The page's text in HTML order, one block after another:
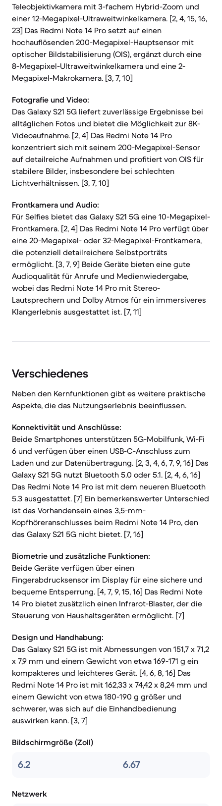
Teleobjektivkamera mit 3-fachem Hybrid-Zoom und
einer 12-Megapixel-Ultraweitwinkelkamera. [2, 4, 15, 16,
23] Das Redmi Note 14 Pro setzt auf einen
hochauflösenden 200-Megapixel-Hauptsensor mit
optischer Bildstabilisierung (OIS), ergänzt durch eine
8-Megapixel-Ultraweitwinkelkamera und eine 2-
Megapixel-Makrokamera. [3, 7, 10]
Fotografie und Video:
Das Galaxy S21 5G liefert zuverlässige Ergebnisse bei
alltäglichen Fotos und bietet die Möglichkeit zur 8K-
Videoaufnahme. [2, 4] Das Redmi Note 14 Pro
konzentriert sich mit seinem 200-Megapixel-Sensor
auf detailreiche Aufnahmen und profitiert von OIS für
stabilere Bilder, insbesondere bei schlechten
Lichtverhältnissen. [3, 7, 10]
Frontkamera und Audio:
Für Selfies bietet das Galaxy S21 5G eine 10-Megapixel-
Frontkamera. [2, 4] Das Redmi Note 14 Pro verfügt über
eine 20-Megapixel- oder 32-Megapixel-Frontkamera,
die potenziell detailreichere Selbstporträts
ermöglicht. [3, 7, 9] Beide Geräte bieten eine gute
Audioqualität für Anrufe und Medienwiedergabe,
wobei das Redmi Note 14 Pro mit Stereo-
Lautsprechern und Dolby Atmos für ein immersiveres
Klangerlebnis ausgestattet ist. [7, 11]
Verschiedenes
Neben den Kernfunktionen gibt es weitere praktische
Aspekte, die das Nutzungserlebnis beeinflussen.
Konnektivität und Anschlüsse:
Beide Smartphones unterstützen 5G-Mobilfunk, Wi-Fi
6 und verfügen über einen USB-C-Anschluss zum
Laden und zur Datenübertragung. [2, 3, 4, 6, 7, 9, 16] Das
Galaxy S21 5G nutzt Bluetooth 5.0 oder 5.1. [2, 4, 6, 16]
Das Redmi Note 14 Pro ist mit dem neueren Bluetooth
5.3 ausgestattet. [7] Ein bemerkenswerter Unterschied
ist das Vorhandensein eines 3,5-mm-
Kopfhöreranschlusses beim Redmi Note 14 Pro, den
das Galaxy S21 5G nicht bietet. [7, 16]
Biometrie und zusätzliche Funktionen:
Beide Geräte verfügen über einen
Fingerabdrucksensor im Display für eine sichere und
bequeme Entsperrung. [4, 7, 9, 15, 16] Das Redmi Note
14 Pro bietet zusätzlich einen Infrarot-Blaster, der die
Steuerung von Haushaltsgeräten ermöglicht. [7]
Design und Handhabung:
Das Galaxy S21 5G ist mit Abmessungen von 151,7 x 71,2
x 7,9 mm und einem Gewicht von etwa 169-171 g ein
kompakteres und leichteres Gerät. [4, 6, 8, 16] Das
Redmi Note 14 Pro ist mit 162,33 x 74,42 x 8,24 mm und
einem Gewicht von etwa 180-190 g größer und
schwerer, was sich auf die Einhandbedienung
auswirken kann. [3, 7]
Bildschirmgröße (Zoll)
6.2 6.67
Netzwerk